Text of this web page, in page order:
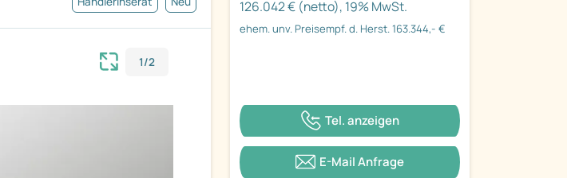
1/2
126.042 € (netto), 19% MwSt.
ehem. unv. Preisempf. d. Herst. 163.344,- €
Tel. anzeigen
E-Mail Anfrage